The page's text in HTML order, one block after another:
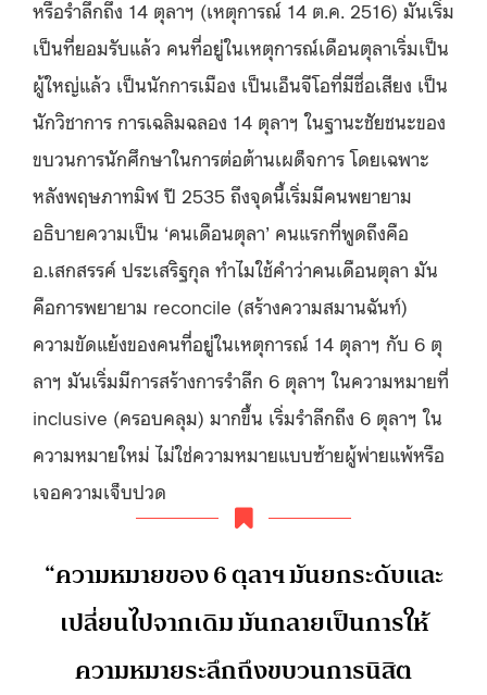
หรือรำลึกถึง 14 ตุลาฯ (เหตุการณ์ 14 ต.ค. 2516) มันเริ่ม
เป็นที่ยอมรับแล้ว คนที่อยู่ในเหตุการณ์เดือนตุลาเริ่มเป็น
ผู้ใหญ่แล้ว เป็นนักการเมือง เป็นเอ็นจีโอที่มีชื่อเสียง เป็น
นักวิชาการ การเฉลิมฉลอง 14 ตุลาฯ ในฐานะชัยชนะของ
ขบวนการนักศึกษาในการต่อต้านเผด็จการ โดยเฉพาะ
หลังพฤษภาทมิฬ ปี 2535 ถึงจุดนี้เริ่มมีคนพยายาม
อธิบายความเป็น ‘คนเดือนตุลา’ คนแรกที่พูดถึงคือ
อ.เสกสรรค์ ประเสริฐกุล ทำไมใช้คำว่าคนเดือนตุลา มัน
คือการพยายาม reconcile (สร้างความสมานฉันท์)
ความขัดแย้งของคนที่อยู่ในเหตุการณ์ 14 ตุลาฯ กับ 6 ตุ
ลาฯ มันเริ่มมีการสร้างการรำลึก 6 ตุลาฯ ในความหมายที่
inclusive (ครอบคลุม) มากขึ้น เริ่มรำลึกถึง 6 ตุลาฯ ใน
ความหมายใหม่ ไม่ใช่ความหมายแบบซ้ายผู้พ่ายแพ้หรือ
เจอความเจ็บปวด
“ความหมายของ 6 ตุลาฯ มันยกระดับและ
เปลี่ยนไปจากเดิม มันกลายเป็นการให้
ความหมายระลึกถึงขบวนการนิสิต